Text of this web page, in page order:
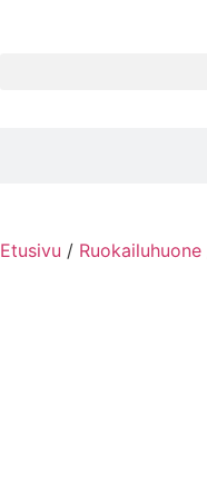
Etusivu / Ruokailuhuone